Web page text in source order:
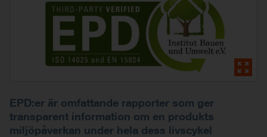
EPD:er är omfattande rapporter som ger
transparent information om en produkts
miljöpåverkan under hela dess livscykel